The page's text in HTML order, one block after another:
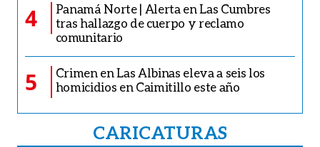
4
Panamá Norte | Alerta en Las Cumbres
tras hallazgo de cuerpo y reclamo
comunitario
5
Crimen en Las Albinas eleva a seis los
homicidios en Caimitillo este año
CARICATURAS